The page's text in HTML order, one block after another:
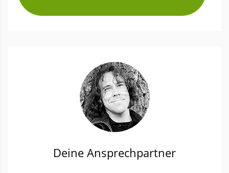
Deine Ansprechpartner